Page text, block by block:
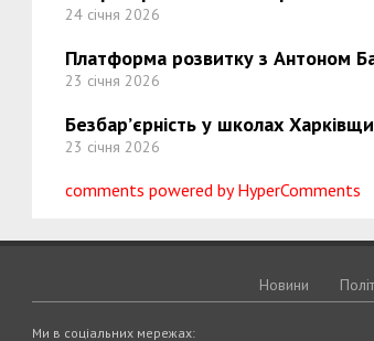
24 січня 2026
Платформа розвитку з Антоном
23 січня 2026
Безбар’єрність у школах
23 січня 2026
comments powered by HyperComments
Новини
Ми в соціальних мережах: